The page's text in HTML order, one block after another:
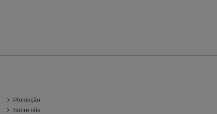
Promoção
Sobre nós